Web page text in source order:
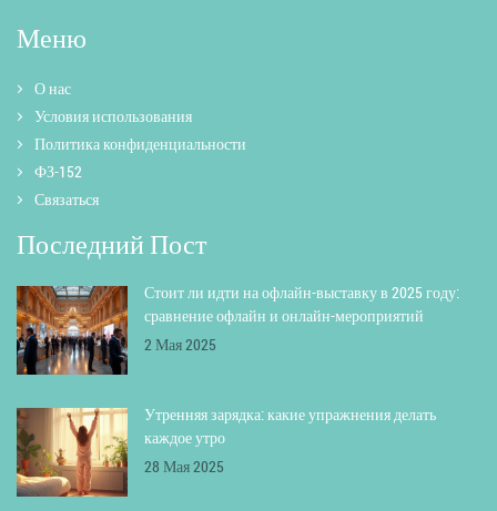
Меню
О нас
Условия использования
Политика конфиденциальности
ФЗ-152
Связаться
Последний Пост
Стоит ли идти на офлайн-выставку в 2025 году:
сравнение офлайн и онлайн-мероприятий
2 Мая 2025
Утренняя зарядка: какие упражнения делать
каждое утро
28 Мая 2025